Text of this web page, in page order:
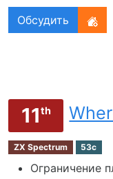
Обсудить
11th
ZX Spectrum 53c
Ограничение